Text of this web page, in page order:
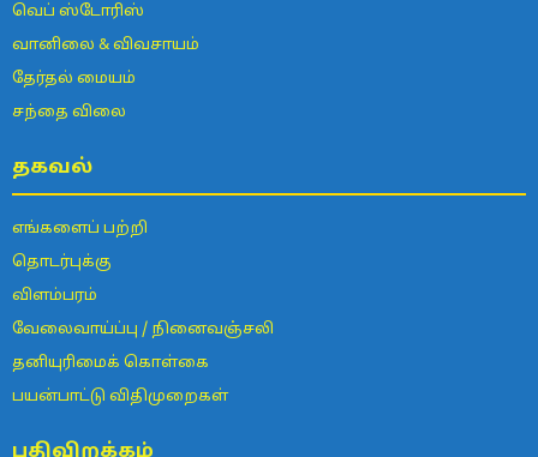
வெப் ஸ்டோரிஸ்
வானிலை & விவசாயம்
தேர்தல் மையம்
சந்தை விலை
தகவல்
எங்களைப் பற்றி
தொடர்புக்கு
விளம்பரம்
வேலைவாய்ப்பு / நினைவஞ்சலி
தனியுரிமைக் கொள்கை
பயன்பாட்டு விதிமுறைகள்
பதிவிறக்கம்